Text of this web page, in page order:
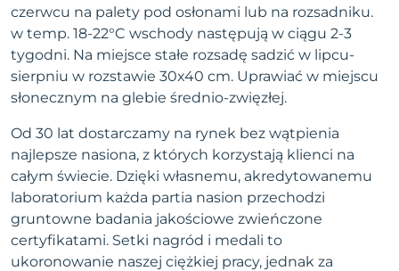
czerwcu na palety pod osłonami lub na rozsadniku.
w temp. 18-22°C wschody następują w ciągu 2-3
tygodni. Na miejsce stałe rozsadę sadzić w lipcu-
sierpniu w rozstawie 30x40 cm. Uprawiać w miejscu
słonecznym na glebie średnio-zwięzłej.
Od 30 lat dostarczamy na rynek bez wątpienia
najlepsze nasiona, z których korzystają klienci na
całym świecie. Dzięki własnemu, akredytowanemu
laboratorium każda partia nasion przechodzi
gruntowne badania jakościowe zwieńczone
certyfikatami. Setki nagród i medali to
ukoronowanie naszej ciężkiej pracy, jednak za